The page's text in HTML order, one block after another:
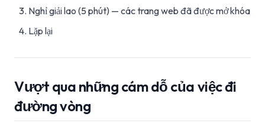
Nghỉ giải lao (5 phút) — các trang web đã được mở khóa
Lặp lại
Vượt qua những cám dỗ của việc đi
đường vòng